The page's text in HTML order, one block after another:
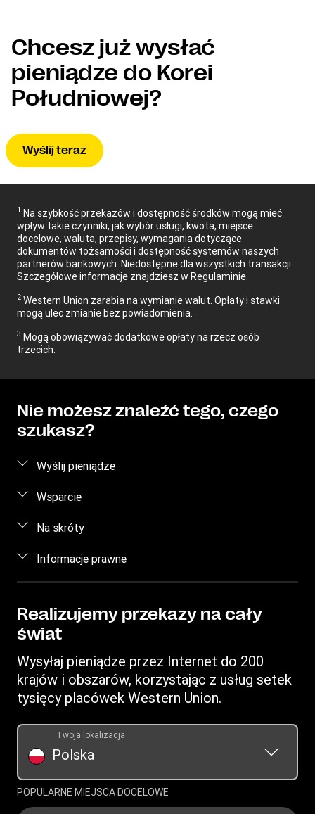
Chcesz już wysłać
pieniądze do Korei
Południowej?
Wyślij teraz
1 Na szybkość przekazów i dostępność środków mogą mieć
wpływ takie czynniki, jak wybór usługi, kwota, miejsce
docelowe, waluta, przepisy, wymagania dotyczące
dokumentów tożsamości i dostępność systemów naszych
partnerów bankowych. Niedostępne dla wszystkich transakcji.
Szczegółowe informacje znajdziesz w Regulaminie.
2 Western Union zarabia na wymianie walut. Opłaty i stawki
mogą ulec zmianie bez powiadomienia.
3 Mogą obowiązywać dodatkowe opłaty na rzecz osób
trzecich.
Nie możesz znaleźć tego, czego
szukasz?
Wyślij pieniądze
Wyślij pieniądze przez Internet
Śledź przekaz
Znajdź placówki
Pobierz aplikację
Wsparcie
Dział obsługi klienta
Na skróty
Zaloguj/Zarejestruj się
Zostań agentem
Informacje prawne
Zasady ochrony prywatności w Internecie
Warunki usługi
Realizujemy przekazy na cały
świat
Wysyłaj pieniądze przez Internet do 200
krajów i obszarów, korzystając z usług setek
tysięcy placówek Western Union.
Polska
Twoja lokalizacja
POPULARNE MIEJSCA DOCELOWE